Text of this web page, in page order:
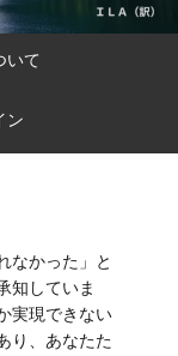
いて
ン
なかった」と
知していま
実現できない
り、あなたた